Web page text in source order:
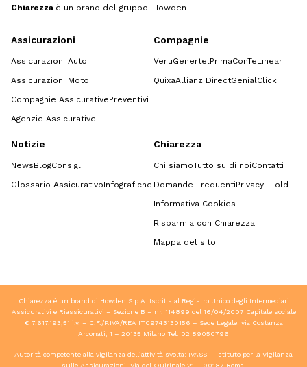
Chiarezza è un brand del gruppo Howden
Assicurazioni
Assicurazioni Auto
Assicurazioni Moto
Compagnie AssicurativePreventivi
Agenzie Assicurative
Compagnie
VertiGenertel PrimaConTeLinear
QuixaAllianz DirectGenialClick
Notizie
NewsBlogConsigli
Glossario AssicurativoInfografiche
Chiarezza
Chi siamoTutto su di noiContatti
Domande FrequentiPrivacy – old
Informativa Cookies
Risparmia con Chiarezza
Mappa del sito
Chiarezza è un brand di Howden S.p.A. Iscritta al Registro Unico degli Intermediari
Assicurativi e Riassicurativi – Sezione B – nr. 114899 del 16/04/2007 Capitale sociale
€ 7.617.193,51 i.v. – C.F./P.IVA/REA IT09743130156 – Sede Legale: via Costanza
Arconati, 1 – 20135 Milano Tel. 02 89050796
Autorità competente alla vigilanza dell’attività svolta: IVASS – Istituto per la Vigilanza
sulle Assicurazioni, Via del Quirinale 21 – 00187 Roma.